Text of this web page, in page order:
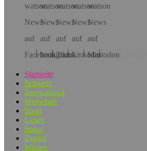
Hol dir die App!
Startseite
Schweiz
International
Wirtschaft
Sport
Leben
Spass
Digital
Wissen